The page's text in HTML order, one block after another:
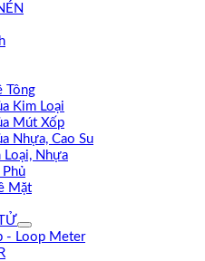
Tông
Kim Loại
Mút Xốp
Nhựa, Cao Su
Nhựa
Mặt
- Loop Meter